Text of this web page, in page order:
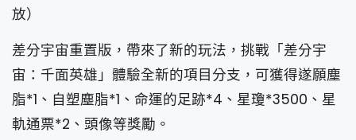
放）
差分宇宙重置版，帶來了新的玩法，挑戰「差分宇
宙：千面英雄」體驗全新的項目分支，可獲得遂願塵
脂*1、自塑塵脂*1、命運的足跡*4、星瓊*3500、星
軌通票*2、頭像等獎勵。